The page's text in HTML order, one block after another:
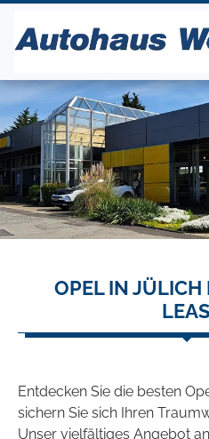
OPEL IN JÜLICH
Entdecken Sie die besten
sichern Sie sich Ihren
Unser vielfältiges Angebot